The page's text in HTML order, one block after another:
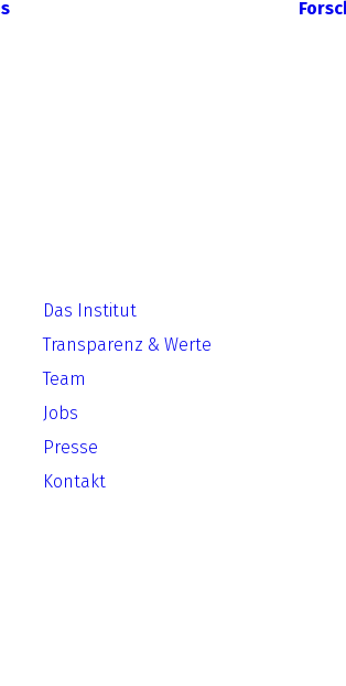
Das Institut
Transparenz & Werte
Team
Jobs
Presse
Kontakt